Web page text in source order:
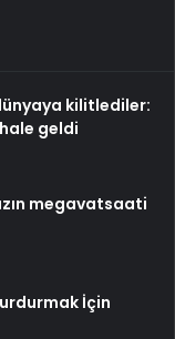
kilitlediler:
geldi
megavatsaati
İçin